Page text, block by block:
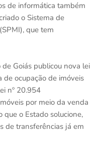
de informática também
o Sistema de
que tem
Goiás publicou nova lei
de ocupação de imóveis
nº 20.954
por meio da venda
que o Estado solucione,
de transferências já em